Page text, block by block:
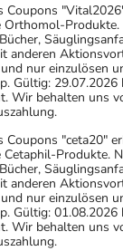
Coupons
Orthomol-
anderen
nur einzulösen
Gültig: 29.07.2026
Wir behalten uns
Coupons "ceta20"
Produkte.
anderen
nur einzulösen
Gültig: 01.08.2026
Wir behalten uns